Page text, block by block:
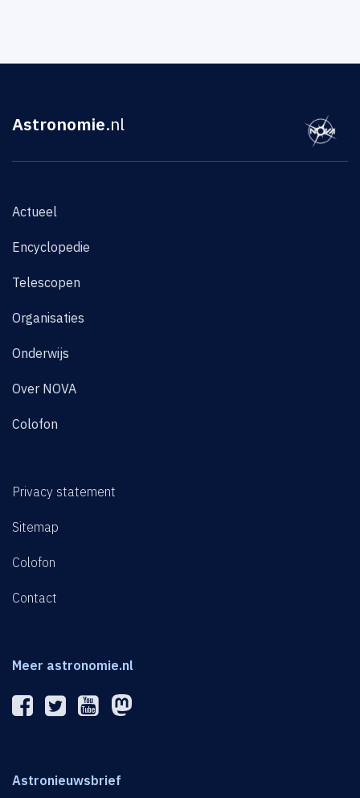
Astronomie.nl
Actueel
Encyclopedie
Telescopen
Organisaties
Onderwijs
Over NOVA
Colofon
Privacy statement
Sitemap
Colofon
Contact
Meer astronomie.nl
Astronieuwsbrief